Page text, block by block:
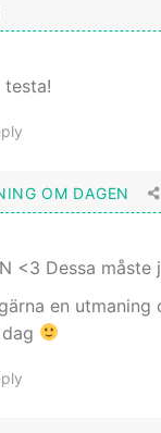
testa!
OM DAGEN
<3 Dessa
en